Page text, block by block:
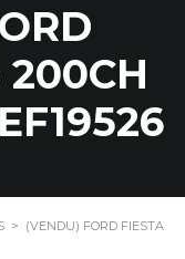
200CH
> (VENDU) FORD FIESTA